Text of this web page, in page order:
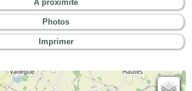
A proximité
Photos
Imprimer
Cartes IGN